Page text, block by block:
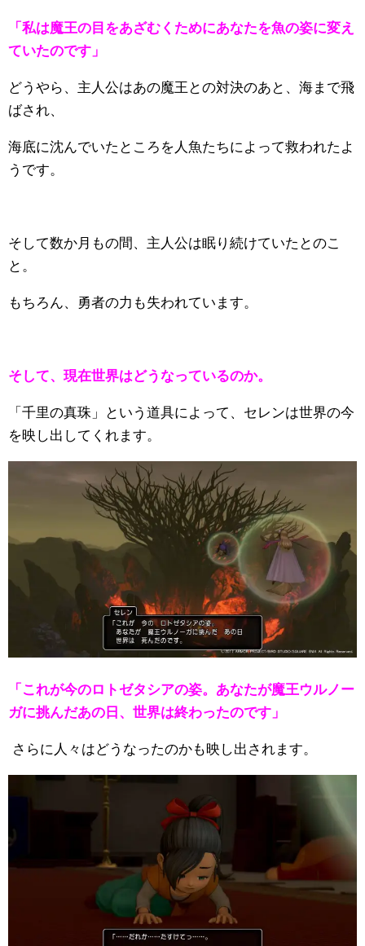
「私は魔王の目をあざむくためにあなたを魚の姿に変え
ていたのです」
どうやら、主人公はあの魔王との対決のあと、海まで飛
ばされ、
海底に沈んでいたところを人魚たちによって救われたよ
うです。
そして数か月もの間、主人公は眠り続けていたとのこ
と。
もちろん、勇者の力も失われています。
そして、現在世界はどうなっているのか。
「千里の真珠」という道具によって、セレンは世界の今
を映し出してくれます。
「これが今のロトゼタシアの姿。あなたが魔王ウルノー
ガに挑んだあの日、世界は終わったのです」
さらに人々はどうなったのかも映し出されます。